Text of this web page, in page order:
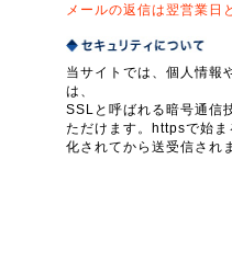
メールの返信は翌営業日
当サイトでは、個人情報
は、
SSLと呼ばれる暗号通信
ただけます。httpsで始
化されてから送受信され